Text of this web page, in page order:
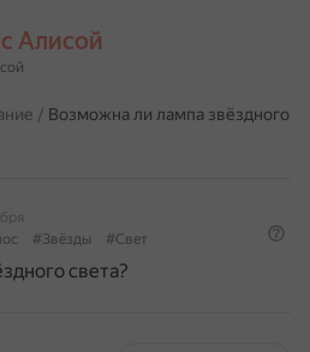
с Алисой
/ Возможна ли лампа звёздного
#Звёзды #Свет
света?